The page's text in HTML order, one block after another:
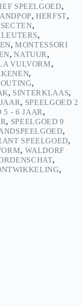
SPEELGOED,
,HERFST,
,
,
,MONTESSORI
,NATUUR,
VULVORM,
,
,
, SINTERKLAAS,
, SPEELGOED 2
5 - 6 JAAR,
, SPEELGOED 9
,
SPEELGOED,
, WALDORF
,
,